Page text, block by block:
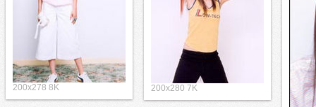
200x278 8K 200x280 7K